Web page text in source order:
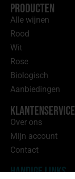
Producten
Alle wijnen
Rood
Wit
Rose
Biologisch
Aanbiedingen
Klantenservice
Over ons
Mijn account
Contact
Handige Links